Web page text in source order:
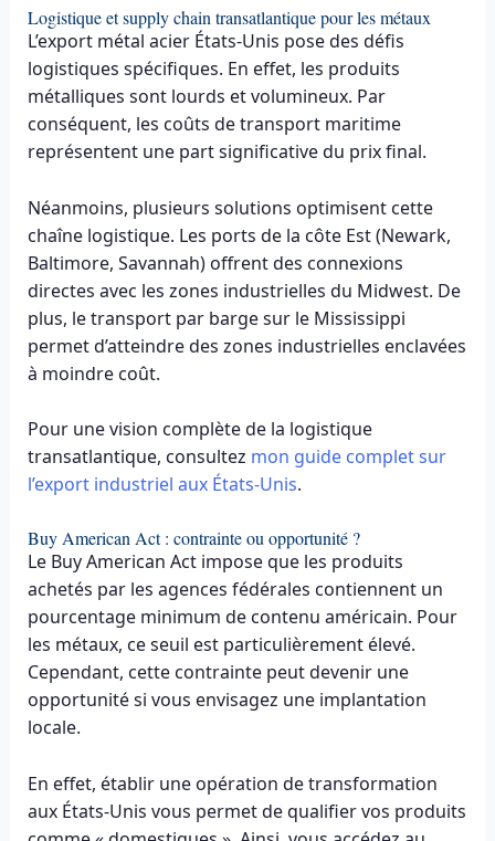
Logistique et supply chain transatlantique pour les métaux
L’export métal acier États-Unis pose des défis
logistiques spécifiques. En effet, les produits
métalliques sont lourds et volumineux. Par
conséquent, les coûts de transport maritime
représentent une part significative du prix final.
Néanmoins, plusieurs solutions optimisent cette
chaîne logistique. Les ports de la côte Est (Newark,
Baltimore, Savannah) offrent des connexions
directes avec les zones industrielles du Midwest. De
plus, le transport par barge sur le Mississippi
permet d’atteindre des zones industrielles enclavées
à moindre coût.
Pour une vision complète de la logistique
transatlantique, consultez mon guide complet sur
l’export industriel aux États-Unis.
Buy American Act : contrainte ou opportunité ?
Le Buy American Act impose que les produits
achetés par les agences fédérales contiennent un
pourcentage minimum de contenu américain. Pour
les métaux, ce seuil est particulièrement élevé.
Cependant, cette contrainte peut devenir une
opportunité si vous envisagez une implantation
locale.
En effet, établir une opération de transformation
aux États-Unis vous permet de qualifier vos produits